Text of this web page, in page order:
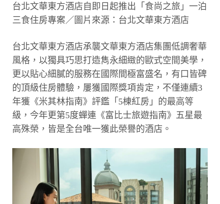
台北文華東方酒店自即日起推出「食尚之旅」一泊
三食住房專案／圖片來源：台北文華東方酒店
台北文華東方酒店承襲文華東方酒店集團低調奢華
風格，以獨具巧思打造雋永細緻的歐式空間美學，
更以貼心細膩的服務在國際間極富盛名，有口皆碑
的頂級住房體驗，屢獲國際獎項肯定，不僅連續3
年獲《米其林指南》評鑑「5棟紅房」的最高等
級，今年更第5度蟬連《富比士旅遊指南》五星最
高殊榮，皆是全台唯一獲此榮譽的酒店。